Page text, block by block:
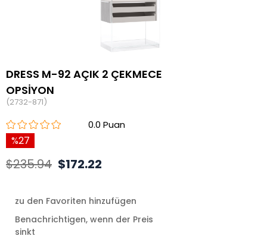
DRESS M-92 AÇIK 2 ÇEKMECE
OPSİYON
(2732-871)
0.0
27
$235.94 $172.22
zu den Favoriten hinzufügen
Benachrichtigen, wenn der Preis
sinkt